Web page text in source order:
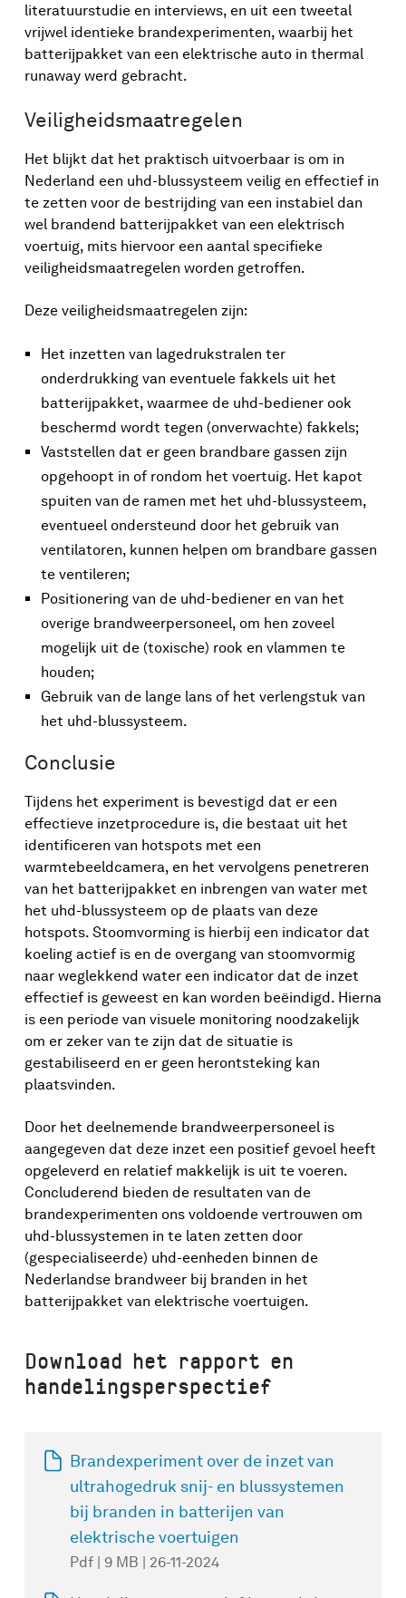
literatuurstudie en interviews, en uit een tweetal
vrijwel identieke brandexperimenten, waarbij het
batterijpakket van een elektrische auto in thermal
runaway werd gebracht.
Veiligheidsmaatregelen
Het blijkt dat het praktisch uitvoerbaar is om in
Nederland een uhd-blussysteem veilig en effectief in
te zetten voor de bestrijding van een instabiel dan
wel brandend batterijpakket van een elektrisch
voertuig, mits hiervoor een aantal specifieke
veiligheidsmaatregelen worden getroffen.
Deze veiligheidsmaatregelen zijn:
Het inzetten van lagedrukstralen ter
onderdrukking van eventuele fakkels uit het
batterijpakket, waarmee de uhd-bediener ook
beschermd wordt tegen (onverwachte) fakkels;
Vaststellen dat er geen brandbare gassen zijn
opgehoopt in of rondom het voertuig. Het kapot
spuiten van de ramen met het uhd-blussysteem,
eventueel ondersteund door het gebruik van
ventilatoren, kunnen helpen om brandbare gassen
te ventileren;
Positionering van de uhd-bediener en van het
overige brandweerpersoneel, om hen zoveel
mogelijk uit de (toxische) rook en vlammen te
houden;
Gebruik van de lange lans of het verlengstuk van
het uhd-blussysteem.
Conclusie
Tijdens het experiment is bevestigd dat er een
effectieve inzetprocedure is, die bestaat uit het
identificeren van hotspots met een
warmtebeeldcamera, en het vervolgens penetreren
van het batterijpakket en inbrengen van water met
het uhd-blussysteem op de plaats van deze
hotspots. Stoomvorming is hierbij een indicator dat
koeling actief is en de overgang van stoomvormig
naar weglekkend water een indicator dat de inzet
effectief is geweest en kan worden beëindigd. Hierna
is een periode van visuele monitoring noodzakelijk
om er zeker van te zijn dat de situatie is
gestabiliseerd en er geen herontsteking kan
plaatsvinden.
Door het deelnemende brandweerpersoneel is
aangegeven dat deze inzet een positief gevoel heeft
opgeleverd en relatief makkelijk is uit te voeren.
Concluderend bieden de resultaten van de
brandexperimenten ons voldoende vertrouwen om
uhd-blussystemen in te laten zetten door
(gespecialiseerde) uhd-eenheden binnen de
Nederlandse brandweer bij branden in het
batterijpakket van elektrische voertuigen.
Download het rapport en
handelingsperspectief
Brandexperiment over de inzet van
ultrahogedruk snij- en blussystemen
bij branden in batterijen van
elektrische voertuigen
Pdf | 9 MB | 26-11-2024